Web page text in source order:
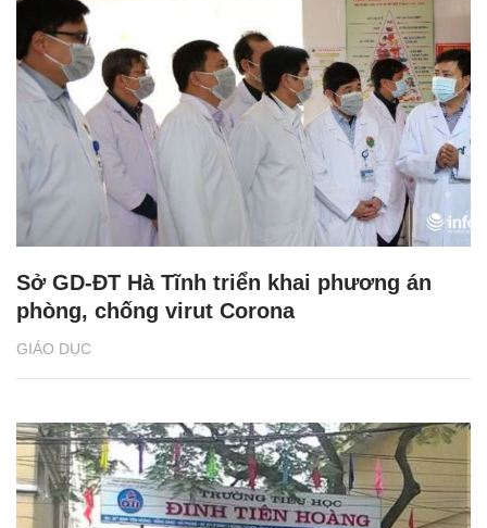
GIÁO DỤC
Sở GD-ĐT Hà Tĩnh triển khai phương án
phòng, chống virut Corona